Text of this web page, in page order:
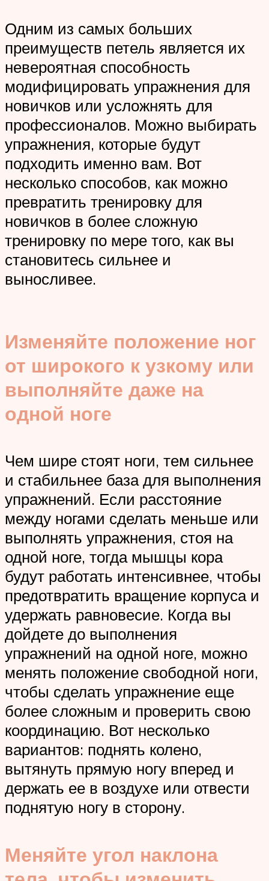
Одним из самых больших
преимуществ петель является их
невероятная способность
модифицировать упражнения для
новичков или усложнять для
профессионалов. Можно выбирать
упражнения, которые будут
подходить именно вам. Вот
несколько способов, как можно
превратить тренировку для
новичков в более сложную
тренировку по мере того, как вы
становитесь сильнее и
выносливее.
Изменяйте положение ног
от широкого к узкому или
выполняйте даже на
одной ноге
Чем шире стоят ноги, тем сильнее
и стабильнее база для выполнения
упражнений. Если расстояние
между ногами сделать меньше или
выполнять упражнения, стоя на
одной ноге, тогда мышцы кора
будут работать интенсивнее, чтобы
предотвратить вращение корпуса и
удержать равновесие. Когда вы
дойдете до выполнения
упражнений на одной ноге, можно
менять положение свободной ноги,
чтобы сделать упражнение еще
более сложным и проверить свою
координацию. Вот несколько
вариантов: поднять колено,
вытянуть прямую ногу вперед и
держать ее в воздухе или отвести
поднятую ногу в сторону.
Меняйте угол наклона